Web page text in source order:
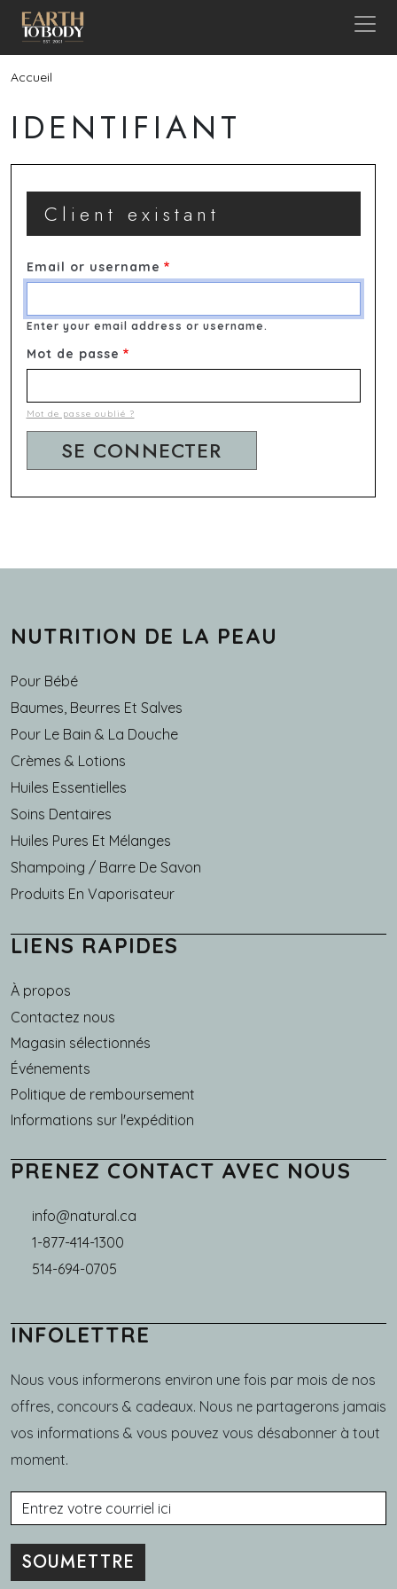
Aller au contenu principal
Fil d'Ariane
Accueil
IDENTIFIANT
Client existant
Email or username
Enter your email address or username.
Mot de passe
Mot de passe oublié ?
NUTRITION DE LA PEAU
Pour Bébé
Baumes, Beurres Et Salves
Pour Le Bain & La Douche
Crèmes & Lotions
Huiles Essentielles
Soins Dentaires
Huiles Pures Et Mélanges
Shampoing / Barre De Savon
Produits En Vaporisateur
LIENS RAPIDES
À propos
Main navigation
Contactez nous
Magasin sélectionnés
Événements
Politique de remboursement
Informations sur l'expédition
PRENEZ CONTACT AVEC NOUS
info@natural.ca
1-877-414-1300
514-694-0705
INFOLETTRE
Nous vous informerons environ une fois par mois de nos
offres, concours & cadeaux. Nous ne partagerons jamais
vos informations & vous pouvez vous désabonner à tout
moment.
Courriel